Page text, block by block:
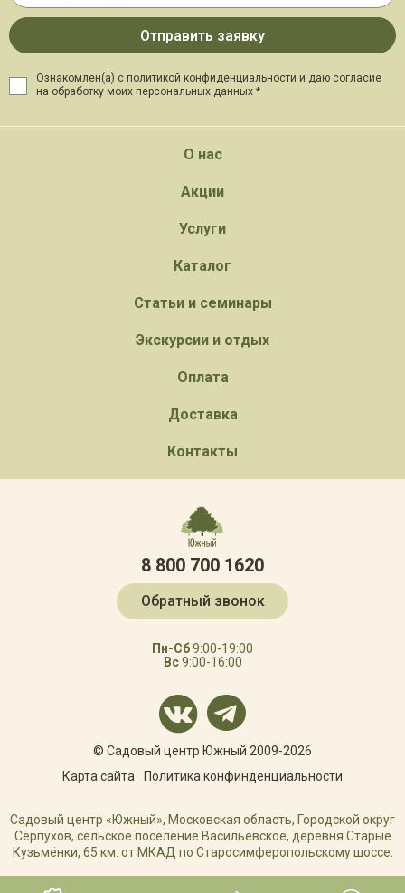
Ознакомлен(а) с политикой конфиденциальности и даю согласие
на обработку моих персональных данных *
О нас
Акции
Услуги
Каталог
Статьи и семинары
Экскурсии и отдых
Оплата
Доставка
Контакты
8 800 700 1620
Обратный звонок
Пн-Сб9:00-19:00
Вс9:00-16:00
© Садовый центр Южный 2009-2026
Карта сайта
Политика конфинденциальности
Садовый центр «Южный», Московская область, Городской округ
Серпухов, сельское поселение Васильевское, деревня Старые
Кузьмёнки, 65 км. от МКАД по Старосимферопольскому шоссе.